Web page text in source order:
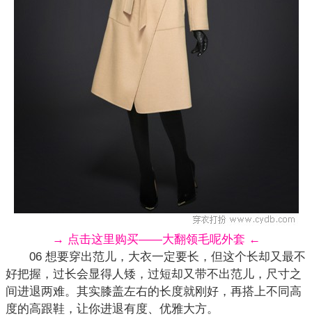
→ 点击这里购买——大翻领毛呢外套 ←
06 想要穿出范儿，大衣一定要长，但这个长却又最不
好把握，过长会显得人矮，过短却又带不出范儿，尺寸之
间进退两难。其实膝盖左右的长度就刚好，再搭上不同高
度的高跟鞋 ，让你进退有度、优雅大方。